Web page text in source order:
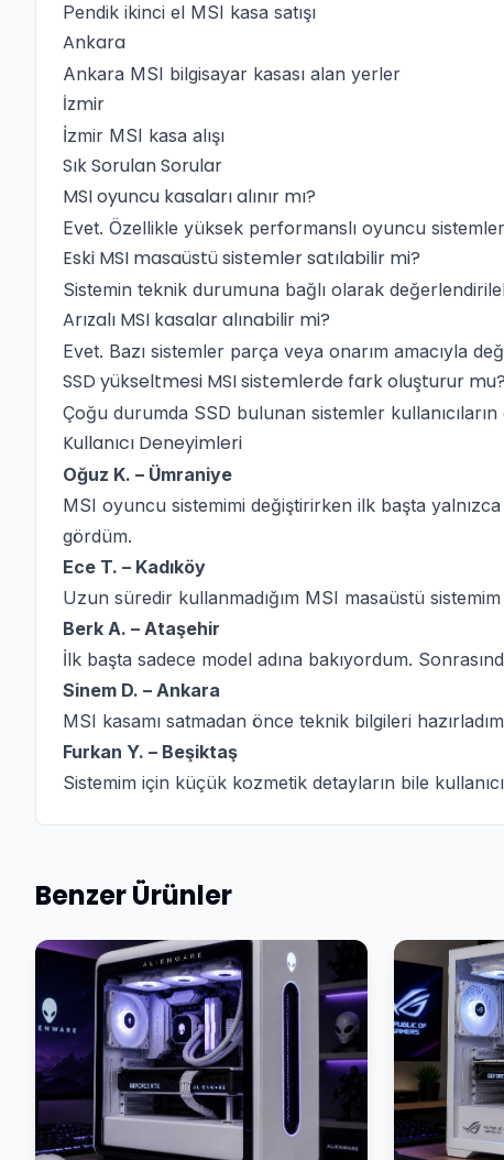
Pendik ikinci el MSI kasa satışı
Ankara
Ankara MSI bilgisayar kasası alan yerler
İzmir
İzmir MSI kasa alışı
Sık Sorulan Sorular
MSI oyuncu kasaları alınır mı?
Evet. Özellikle yüksek performanslı oyuncu
Eski MSI masaüstü sistemler satılabilir mi?
Sistemin teknik durumuna bağlı olarak
Arızalı MSI kasalar alınabilir mi?
Evet. Bazı sistemler parça veya onarım amacıyla
SSD yükseltmesi MSI sistemlerde fark oluşturur mu?
Çoğu durumda SSD bulunan sistemler
Kullanıcı Deneyimleri
Oğuz K. – Ümraniye
MSI oyuncu sistemimi değiştirirken ilk başta
gördüm.
Ece T. – Kadıköy
Uzun süredir kullanmadığım MSI masaüstü
Berk A. – Ataşehir
İlk başta sadece model adına bakıyordum.
Sinem D. – Ankara
MSI kasamı satmadan önce teknik bilgileri
Furkan Y. – Beşiktaş
Sistemim için küçük kozmetik detayların bile
Benzer Ürünler